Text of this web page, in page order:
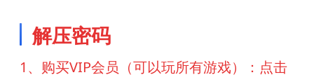
解压密码
1、购买VIP会员（可以玩所有游戏）：点击